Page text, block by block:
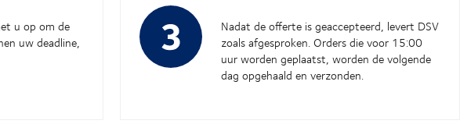
u op om de
uw deadline,
Nadat de offerte is geaccepteerd, levert DSV
zoals afgesproken. Orders die voor 15:00
uur worden geplaatst, worden de volgende
dag opgehaald en verzonden.